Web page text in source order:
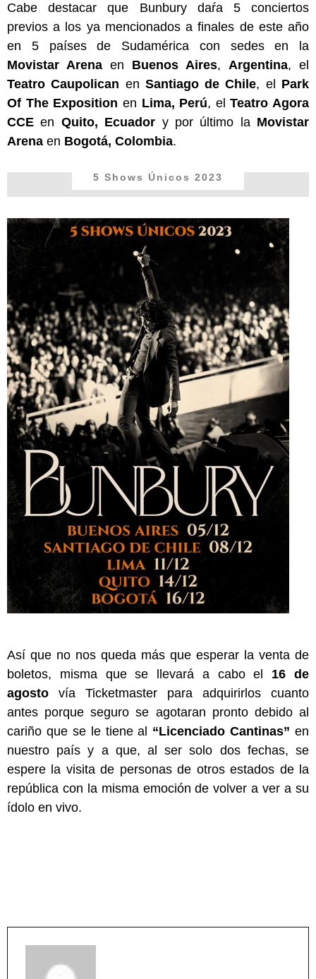
Cabe destacar que Bunbury daŕa 5 conciertos
previos a los ya mencionados a finales de este año
en 5 países de Sudamérica con sedes en la
Movistar Arena en Buenos Aires, Argentina, el
Teatro Caupolican en Santiago de Chile, el Park
Of The Exposition en Lima, Perú, elTeatro Agora
CCE en Quito, Ecuador y por último la Movistar
Arena en Bogotá, Colombia.
5 Shows Únicos 2023
Así que no nos queda más que esperar la venta de
boletos, misma que se llevará a cabo el 16 de
agosto vía Ticketmaster para adquirirlos cuanto
antes porque seguro se agotaran pronto debido al
cariño que se le tiene al “Licenciado Cantinas” en
nuestro país y a que, al ser solo dos fechas, se
espere la visita de personas de otros estados de la
república con la misma emoción de volver a ver a su
ídolo en vivo.